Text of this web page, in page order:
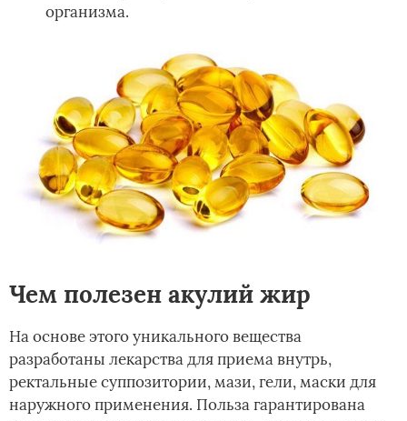
организма.
Чем полезен акулий жир
На основе этого уникального вещества
разработаны лекарства для приема внутрь,
ректальные суппозитории, мази, гели, маски для
наружного применения. Польза гарантирована